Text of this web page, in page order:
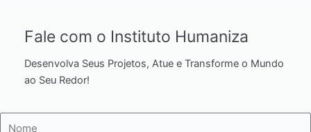
Fale com o Instituto Humaniza
Desenvolva Seus Projetos, Atue e Transforme o Mundo
ao Seu Redor!